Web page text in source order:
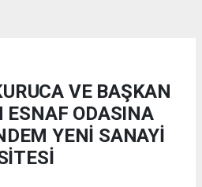
VE BAŞKAN
ESNAF ODASINA
YENİ SANAYİ